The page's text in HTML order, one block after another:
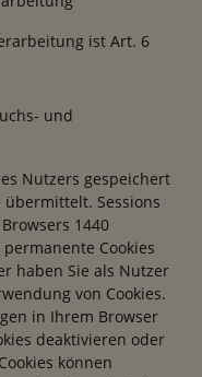
ist Art. 6
und
Nutzers gespeichert
Sessions
1440
Cookies
haben Sie als Nutzer
von Cookies.
in Ihrem Browser
deaktivieren oder
können